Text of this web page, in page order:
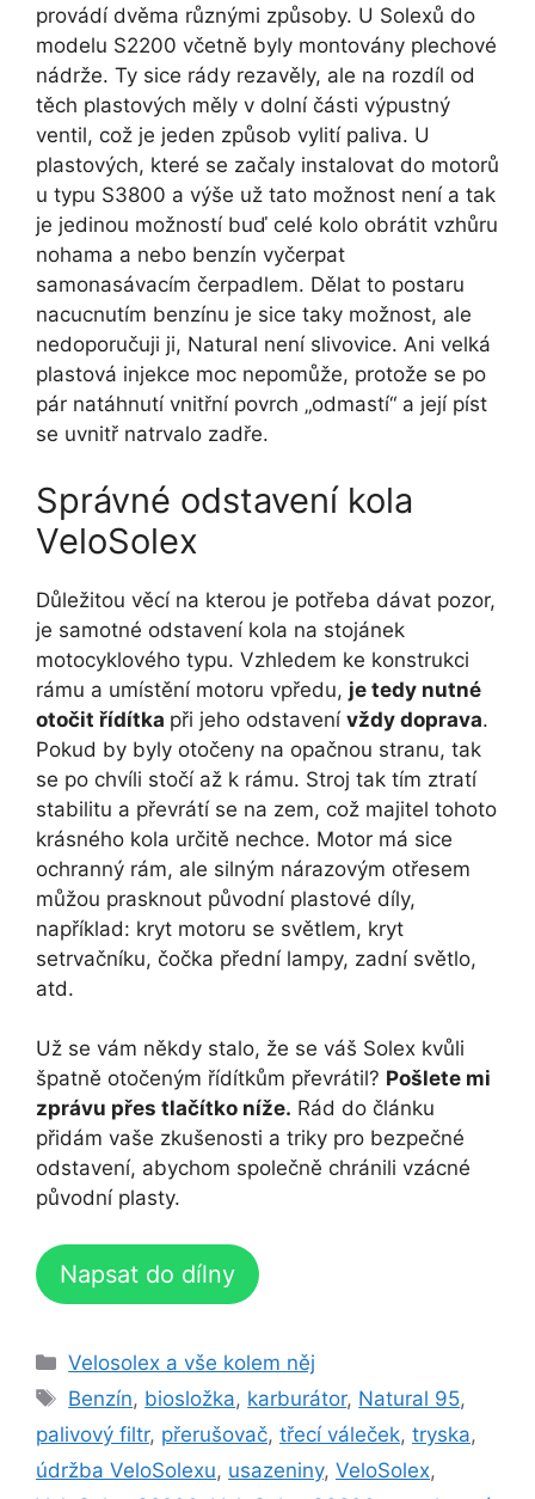
provádí dvěma různými způsoby. U Solexů do
modelu S2200 včetně byly montovány plechové
nádrže. Ty sice rády rezavěly, ale na rozdíl od
těch plastových měly v dolní části výpustný
ventil, což je jeden způsob vylití paliva. U
plastových, které se začaly instalovat do motorů
u typu S3800 a výše už tato možnost není a tak
je jedinou možností buď celé kolo obrátit vzhůru
nohama a nebo benzín vyčerpat
samonasávacím čerpadlem. Dělat to postaru
nacucnutím benzínu je sice taky možnost, ale
nedoporučuji ji, Natural není slivovice. Ani velká
plastová injekce moc nepomůže, protože se po
pár natáhnutí vnitřní povrch „odmastí“ a její píst
se uvnitř natrvalo zadře.
Správné odstavení kola
VeloSolex
Důležitou věcí na kterou je potřeba dávat pozor,
je samotné odstavení kola na stojánek
motocyklového typu. Vzhledem ke konstrukci
rámu a umístění motoru vpředu, je tedy nutné
otočit řídítka při jeho odstavení vždy doprava.
Pokud by byly otočeny na opačnou stranu, tak
se po chvíli stočí až k rámu. Stroj tak tím ztratí
stabilitu a převrátí se na zem, což majitel tohoto
krásného kola určitě nechce. Motor má sice
ochranný rám, ale silným nárazovým otřesem
můžou prasknout původní plastové díly,
například: kryt motoru se světlem, kryt
setrvačníku, čočka přední lampy, zadní světlo,
atd.
Už se vám někdy stalo, že se váš Solex kvůli
špatně otočeným řídítkům převrátil? Pošlete mi
zprávu přes tlačítko níže. Rád do článku
přidám vaše zkušenosti a triky pro bezpečné
odstavení, abychom společně chránili vzácné
původní plasty.
Napsat do dílny
Rubriky
Velosolex a vše kolem něj
Štítky
Benzín, biosložka, karburátor, Natural 95,
palivový filtr, přerušovač, třecí váleček, tryska,
údržba VeloSolexu, usazeniny, VeloSolex,